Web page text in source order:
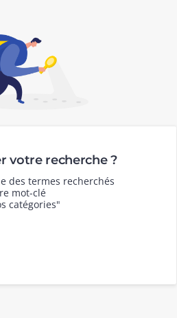
votre recherche ?
des termes recherchés
mot-clé
catégories"